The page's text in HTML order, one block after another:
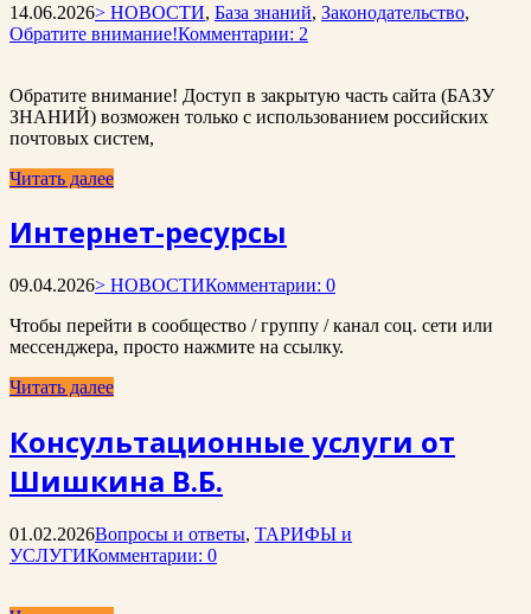
14.06.2026> НОВОСТИ, База знаний, Законодательство,
Обратите внимание!Комментарии: 2
Обратите внимание! Доступ в закрытую часть сайта (БАЗУ
ЗНАНИЙ) возможен только с использованием российских
почтовых систем,
Читать далее
Интернет-ресурсы
09.04.2026> НОВОСТИКомментарии: 0
Чтобы перейти в сообщество / группу / канал соц. сети или
мессенджера, просто нажмите на ссылку.
Читать далее
Консультационные услуги от
Шишкина В.Б.
01.02.2026Вопросы и ответы, ТАРИФЫ и
УСЛУГИКомментарии: 0